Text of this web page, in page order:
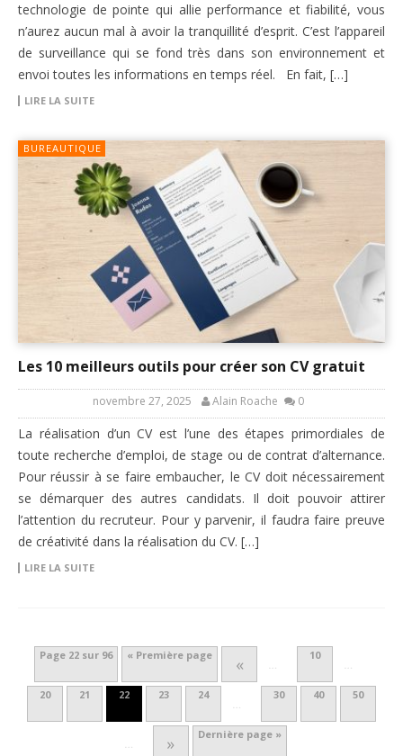
technologie de pointe qui allie performance et fiabilité, vous
n’aurez aucun mal à avoir la tranquillité d’esprit. C’est l’appareil
de surveillance qui se fond très dans son environnement et
envoi toutes les informations en temps réel. En fait, […]
LIRE LA SUITE
BUREAUTIQUE
Les 10 meilleurs outils pour créer son CV gratuit
novembre 27, 2025 Alain Roache 0
La réalisation d’un CV est l’une des étapes primordiales de
toute recherche d’emploi, de stage ou de contrat d’alternance.
Pour réussir à se faire embaucher, le CV doit nécessairement
se démarquer des autres candidats. Il doit pouvoir attirer
l’attention du recruteur. Pour y parvenir, il faudra faire preuve
de créativité dans la réalisation du CV. […]
LIRE LA SUITE
Page 22 sur 96 « Première page « …
10
…
20 21 22 23 24
…
30 40 50
… » Dernière page »